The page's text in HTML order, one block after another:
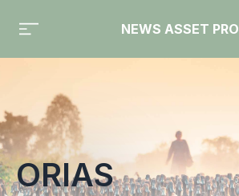
NEWS ASSET PRO
Toute l'actualité sur le tag "Orias"
ORIAS